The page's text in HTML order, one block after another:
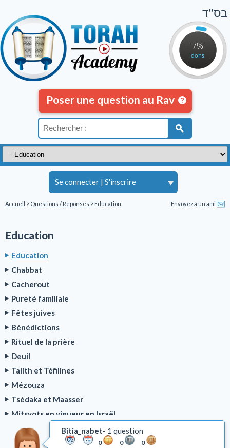
7%
dons
Se connecter | S'inscrire
בס"ד
Poser une question au Rav
Accueil > Questions / Réponses > Education Envoyez à un ami
Education
Education
Chabbat
Cacherout
Pureté familiale
Fêtes juives
Bénédictions
Rituel de la prière
Deuil
Talith et Téfilines
Mézouza
Tsédaka et Maasser
Mitsvots en vigueur en Israël
Emouna (foi en D.)
Chalom Baït
Bitia_nabet 1 question
0 0 0